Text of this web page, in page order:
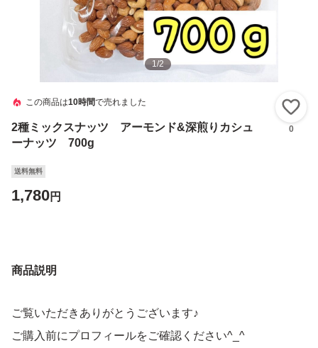
1/2
この商品は10時間で売れました
2種ミックスナッツ アーモンド&深煎りカシュ
ーナッツ 700g
0
送料無料
1,780円
商品説明
ご覧いただきありがとうございます♪
ご購入前にプロフィールをご確認ください^_^